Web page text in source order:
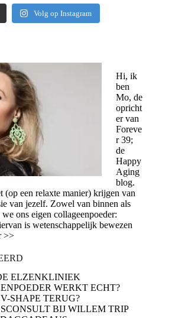
Volg op Instagram
Hi, ik
ben
Mo, de
opricht
er van
Foreve
r 39;
de
Happy
Aging
blog.
een relaxte manier) krijgen van
van jezelf. Zowel van binnen als
ons eigen collageenpoeder:
is wetenschappelijk bewezen
>>
ELZENKLINIEK
WERKT ECHT?
SHAPE TERUG?
BIJ WILLEM TRIP